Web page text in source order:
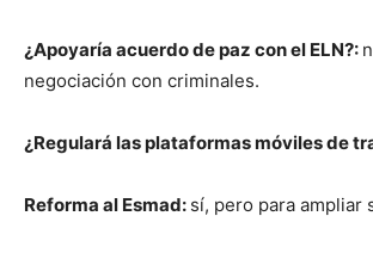
¿Apoyaría acuerdo de paz con el ELN?:
negociación con criminales.
¿Regulará las plataformas móviles de
Reforma al Esmad: sí, pero para ampliar